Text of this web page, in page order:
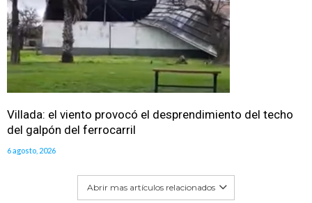
Villada: el viento provocó el desprendimiento del techo
del galpón del ferrocarril
6 agosto, 2026
Abrir mas artículos relacionados